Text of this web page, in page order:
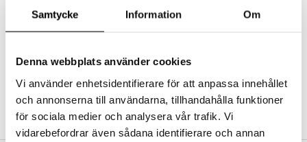
Samtycke Information Om
Denna webbplats använder cookies
Vi använder enhetsidentifierare för att anpassa innehållet
och annonserna till användarna, tillhandahålla funktioner
för sociala medier och analysera vår trafik. Vi
vidarebefordrar även sådana identifierare och annan
Abonnemang
Bevaka produkter
Recensera produkter
SKAPA KUND